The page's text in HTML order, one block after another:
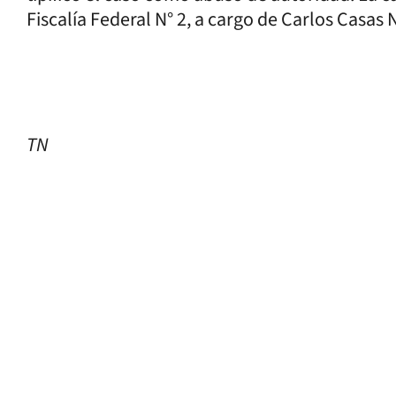
Fiscalía Federal N° 2, a cargo de Carlos Casas
TN